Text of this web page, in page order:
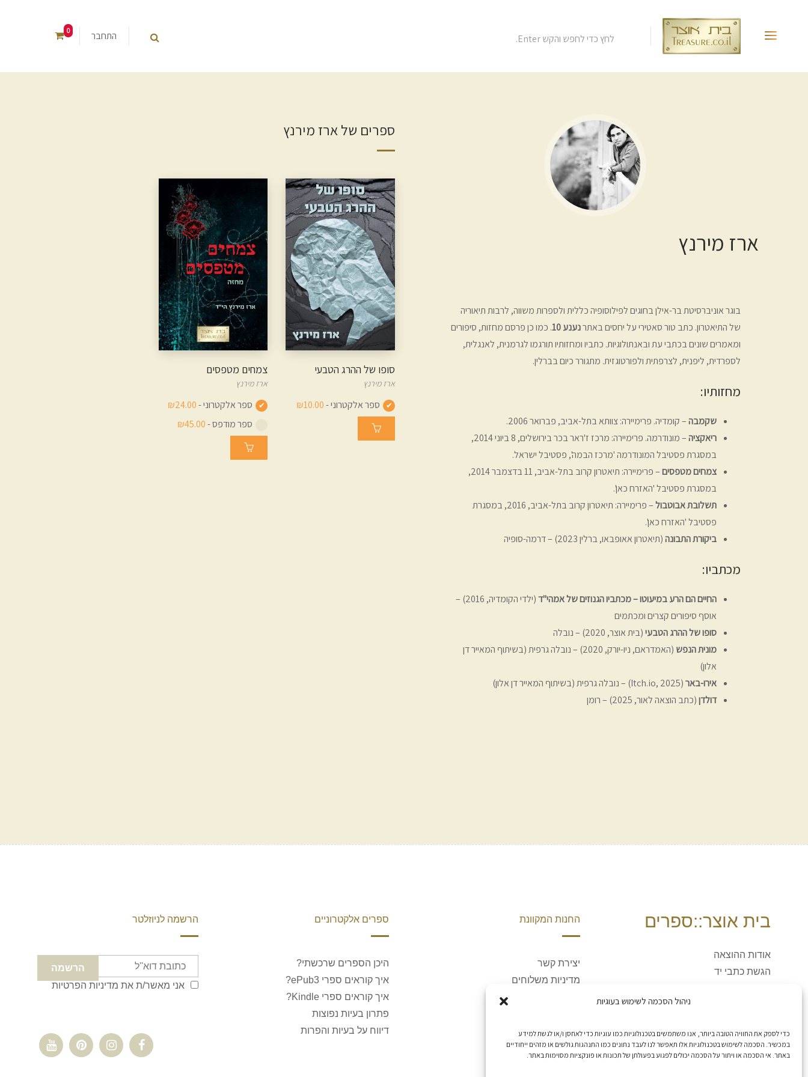
ניהול הסכמה לשימוש בעוגיות
כדי לספק את החוויה הטובה ביותר, אנו משתמשים בטכנולוגיות כמו עוגיות כדי לאחסן ו/או לגשת למידע
במכשיר. הסכמה לשימוש בטכנולוגיות אלו תאפשר לנו לעבד נתונים כמו התנהגות גולשים או מזהים ייחודיים
באתר. אי הסכמה או ויתור על הסכמה יכולים לפגוע בפעולתן של תכונות או פונקציות מסוימות באתר.
לחץ כדי לחפש והקש Enter. התחבר 0
ארז מירנץ
בוגר אוניברסיטת בר-אילן בחוגים לפילוסופיה כללית ולספרות משווה, לרבות תיאוריה
של התיאטרון. כתב טור סאטירי על יחסים באתרנענע 10
. כמו כן פרסם מחזות, סיפורים
ומאמרים שונים בכתבי עת ובאנתולוגיות. כתביו ומחזותיו תורגמו לגרמנית, לאנגלית,
לספרדית, ליפנית, לצרפתית ולפורטוגזית. מתגורר כיום בברלין.
מחזותיו:
שקמבה– קומדיה. פרימיירה: צוותא בתל-אביב, פברואר 2006.
ריאקציה
– מונודרמה. פרימיירה: מרכז ז'ראר בכר בירושלים, 8 ביוני 2014,
במסגרת פסטיבל המונודרמה 'מרכז הבמה', פסטיבל ישראל.
צמחים מטפסים
– פרימיירה: תיאטרון קרוב בתל-אביב, 11 בדצמבר 2014,
במסגרת פסטיבל 'האזרח כאן'.
תשלובת אבוטבול
– פרימיירה: תיאטרון קרוב בתל-אביב, 2016, במסגרת
פסטיבל 'האזרח כאן'.
ביקורת התבונה(תיאטרון אאופבאו, ברלין 2023) – דרמה-סופיה
מכתביו:
החיים הם הרע במיעוטו– מכתביו הגנוזים של אמהי"ד
(ילדי הקומדיה, 2016) –
אוסף סיפורים קצרים ומכתמים
סופו של ההרג הטבעי(בית אוצר, 2020) – נובלה
מונית הנפש
(האמדראם, ניו-יורק, 2020) – נובלה גרפית (בשיתוף המאייר דן
אלון)
אירו-באר(Itch.io, 2025) – נובלה גרפית (בשיתוף המאייר דן אלון)
דולדן(כתב הוצאה לאור, 2025) – רומן
ספרים של ארז מירנץ
סופו של ההרג הטבעי
ארז מירנץ
ספר אלקטרוני -₪10.00
צמחים מטפסים
ארז מירנץ
ספר אלקטרוני -₪24.00
ספר מודפס -₪45.00
בית אוצר::ספרים
אודות ההוצאה
הגשת כתבי יד
החנות המקוונת
יצירת קשר
מדיניות משלוחים
עזרה
ספרים אלקטרוניים
היכן הספרים שרכשתי?
איך קוראים ספרי ePub3?
איך קוראים ספרי Kindle?
פתרון בעיות נפוצות
דיווח על בעיות והפרות
הרשמה לניוזלטר
אני מאשר/ת את מדיניות הפרטיות